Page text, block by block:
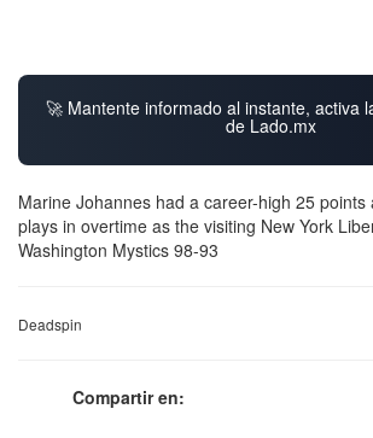
🚀 Mantente informado al instante, activa
de Lado.mx
Marine Johannes had a career-high 25
plays in overtime as the visiting New York
Washington Mystics 98-93
Deadspin
Compartir en: